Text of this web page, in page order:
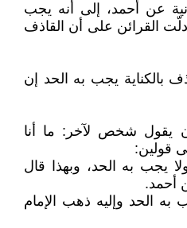
عن أحمد، إلى أنه يجب
القرائن على أن القاذف
بالكناية يجب به الحد إن
يقول شخص لآخر: ما أنا
قولين:
يجب به الحد، وبهذا قال
أحمد.
به الحد وإليه ذهب الإمام